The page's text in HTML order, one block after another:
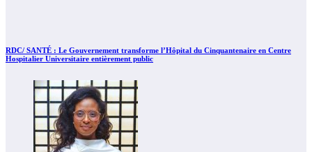
RDC/ SANTÉ : Le Gouvernement transforme l’Hôpital du Cinquantenaire en Centre
Hospitalier Universitaire entièrement public